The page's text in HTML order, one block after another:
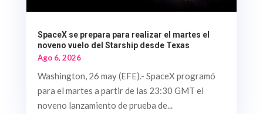
SpaceX se prepara para realizar el martes el
noveno vuelo del Starship desde Texas
Ago 6, 2026
Washington, 26 may (EFE).- SpaceX programó
para el martes a partir de las 23:30 GMT el
noveno lanzamiento de prueba de...